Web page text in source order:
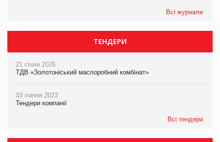
Всі журнали
ТЕНДЕРИ
21 січня 2026
ТДВ «Золотоніський маслоробний комбінат»
03 липня 2023
Тендери компанії
Всі тендери